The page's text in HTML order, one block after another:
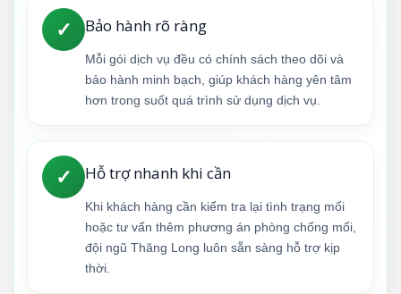
✓ Bảo hành rõ ràng
Mỗi gói dịch vụ đều có chính sách theo dõi và
bảo hành minh bạch, giúp khách hàng yên tâm
hơn trong suốt quá trình sử dụng dịch vụ.
✓ Hỗ trợ nhanh khi cần
Khi khách hàng cần kiểm tra lại tình trạng mối
hoặc tư vấn thêm phương án phòng chống mối,
đội ngũ Thăng Long luôn sẵn sàng hỗ trợ kịp
thời.